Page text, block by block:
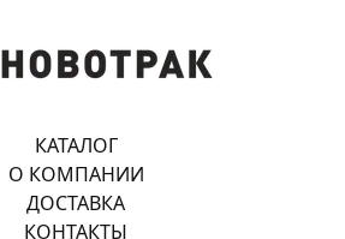
КАТАЛОГ
О КОМПАНИИ
ДОСТАВКА
КОНТАКТЫ